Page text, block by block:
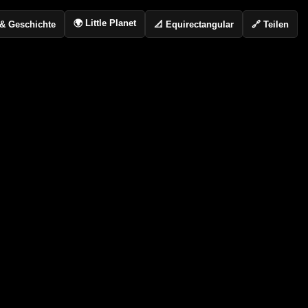
Geschichte 🌍 Little Planet 📐 Equirectangular 🔗 Teilen